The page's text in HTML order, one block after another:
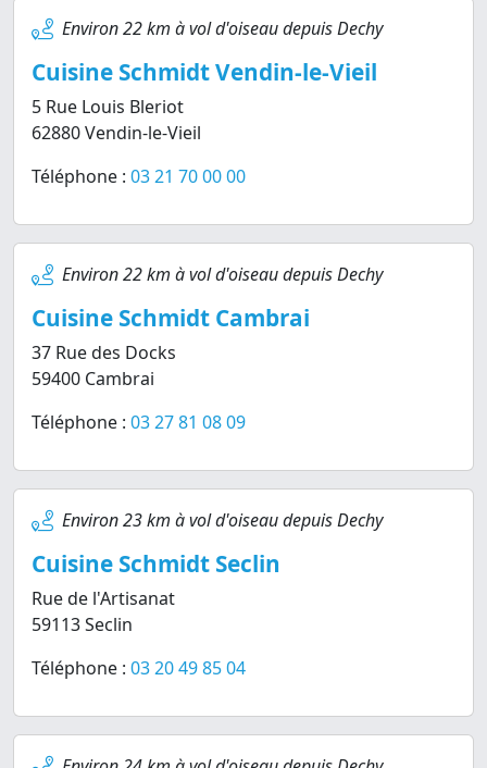
Environ 22 km à vol d'oiseau depuis Dechy
Cuisine Schmidt Vendin-le-Vieil
5 Rue Louis Bleriot
62880 Vendin-le-Vieil
Téléphone : 03 21 70 00 00
Environ 22 km à vol d'oiseau depuis Dechy
Cuisine Schmidt Cambrai
37 Rue des Docks
59400 Cambrai
Téléphone : 03 27 81 08 09
Environ 23 km à vol d'oiseau depuis Dechy
Cuisine Schmidt Seclin
Rue de l'Artisanat
59113 Seclin
Téléphone : 03 20 49 85 04